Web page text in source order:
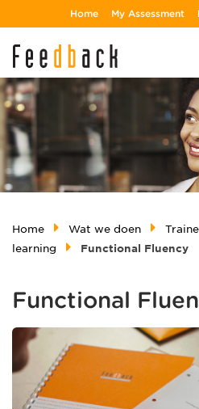
Home My Assessment
Home Wat we doen
learning
Functional Fluency
Functional